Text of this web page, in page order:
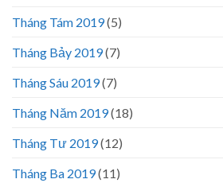
Tháng Tám 2019(5)
Tháng Bảy 2019(7)
Tháng Sáu 2019(7)
Tháng Năm 2019(18)
Tháng Tư 2019(12)
Tháng Ba 2019(11)